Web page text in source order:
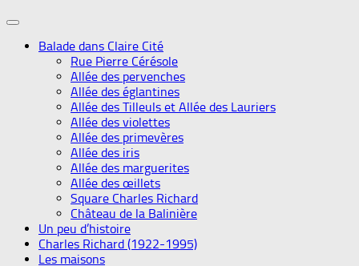
Balade dans Claire Cité
Rue Pierre Cérésole
Allée des pervenches
Allée des églantines
Allée des Tilleuls et Allée des Lauriers
Allée des violettes
Allée des primevères
Allée des iris
Allée des marguerites
Allée des œillets
Square Charles Richard
Château de la Balinière
Un peu d’histoire
Charles Richard (1922-1995)
Les maisons